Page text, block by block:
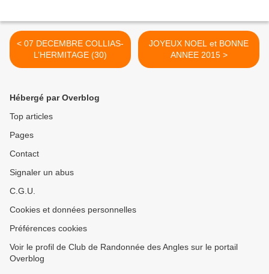
< 07 DECEMBRE COLLIAS-
L’HERMITAGE (30)
JOYEUX NOEL et BONNE
ANNEE 2015 >
Hébergé par Overblog
Top articles
Pages
Contact
Signaler un abus
C.G.U.
Cookies et données personnelles
Préférences cookies
Voir le profil de Club de Randonnée des Angles sur le portail
Overblog